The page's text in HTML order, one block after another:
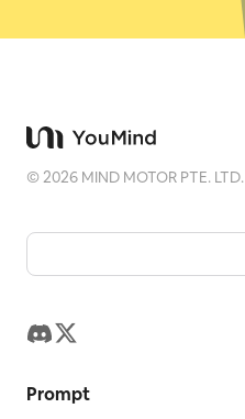
©2026 MIND MOTOR PTE. LTD.
Prompt